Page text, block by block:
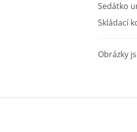
Sedátko
Skládací
Obrázky